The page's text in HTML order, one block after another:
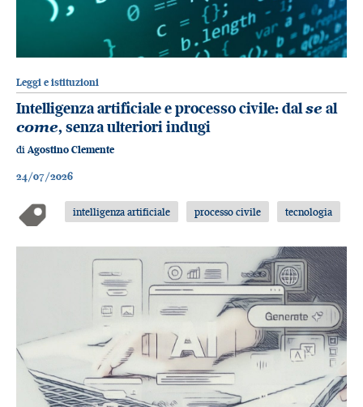
Leggi e istituzioni
Intelligenza artificiale e processo civile: dalse al
come, senza ulteriori indugi
di Agostino Clemente
24/07/2026
intelligenza artificiale processo civile tecnologia